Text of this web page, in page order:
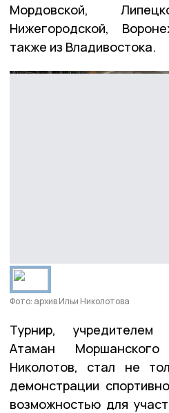
Мордовской,
Нижегородской,
также из Владивостока.
Фото: архив Ильи Николотова
Турнир, учредителем
Атаман
Николотов, стал не
демонстрации
возможностью для